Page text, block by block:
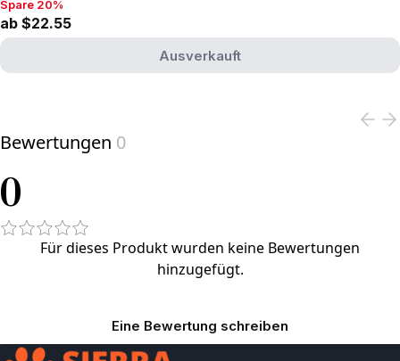
Spare 20%, ab $22.55
Spare 20%
ab $22.55
Ausverkauft
Bewertungen 0
0
Für dieses Produkt wurden keine Bewertungen
hinzugefügt.
Eine Bewertung schreiben